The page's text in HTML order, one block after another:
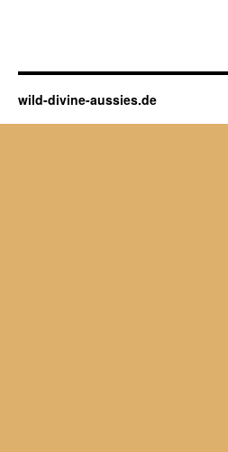
wild-divine-aussies.de